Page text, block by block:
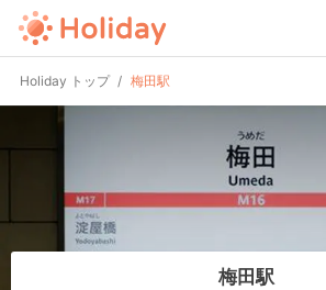
Holiday トップ 梅田駅
梅田駅